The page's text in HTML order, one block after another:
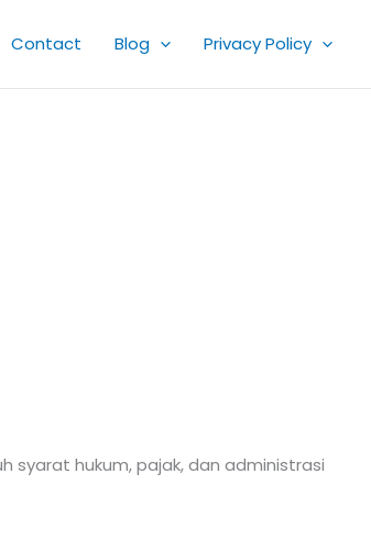
Contact Blog Privacy Policy
syarat hukum, pajak, dan administrasi